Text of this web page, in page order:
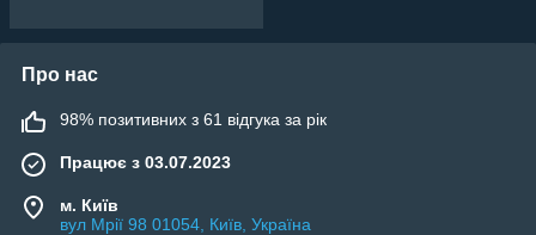
Про нас
98% позитивних з 61 відгука за рік
Працює з 03.07.2023
м. Київ
вул Мрії 98 01054, Київ, Україна